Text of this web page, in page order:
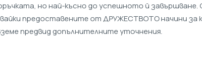
но най-късно до успешното й
предоставените от ДРУЖЕСТВОТО начини за
предвид допълнителните уточнения.